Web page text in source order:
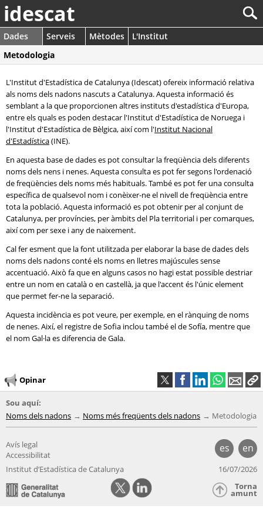
idescat
Dades Serveis Mètodes
L'Institut
Metodologia
L'Institut d'Estadística de Catalunya (Idescat) ofereix informació relativa
als noms dels nadons nascuts a Catalunya. Aquesta informació és
semblant a la que proporcionen altres instituts d'estadística d'Europa,
entre els quals es poden destacar l'Institut d'Estadística de Noruega i
l'Institut d'Estadística de Bèlgica, així com l'Institut Nacional
d'Estadística(INE).
En aquesta base de dades es pot consultar la freqüència dels diferents
noms dels nens i nenes. Aquesta consulta es pot fer segons l'ordenació
de freqüències dels noms més habituals. També es pot fer una consulta
específica de qualsevol nom i conèixer-ne el nivell de freqüència entre
tota la població. Aquesta informació es pot obtenir per al conjunt de
Catalunya, per províncies, per àmbits del Pla territorial i per comarques,
així com per sexe i any de naixement.
Cal fer esment que la font utilitzada per elaborar la base de dades dels
noms dels nadons conté els noms en lletres majúscules sense
accentuació. Això fa que en alguns casos no hagi estat possible destriar
entre un nom en català o en castellà, ja que l'accent és l'únic element
que permet fer-ne la separació.
Aquesta incidència es pot veure, per exemple, en el rànquing de noms
de nenes. Així, el registre de Sofia inclou també el de Sofía, mentre que
el nom Gal·la es diferencia de Gala.
Opinar
Sou aquí:
Noms dels nadons
Noms més freqüents dels nadons Metodologia
es en
Avís legal
Accessibilitat
Institut d’Estadística de Catalunya
16/07/2026
Torna
amunt